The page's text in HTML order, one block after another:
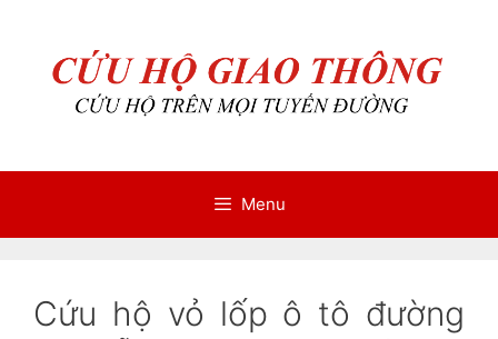
Menu
Cứu hộ vỏ lốp ô tô đường